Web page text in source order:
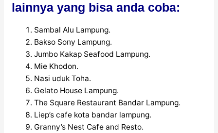
lainnya yang bisa anda coba:
Sambal Alu Lampung.
Bakso Sony Lampung.
Jumbo Kakap Seafood Lampung.
Mie Khodon.
Nasi uduk Toha.
Gelato House Lampung.
The Square Restaurant Bandar Lampung.
Liep’s cafe kota bandar lampung.
Granny’s Nest Cafe and Resto.